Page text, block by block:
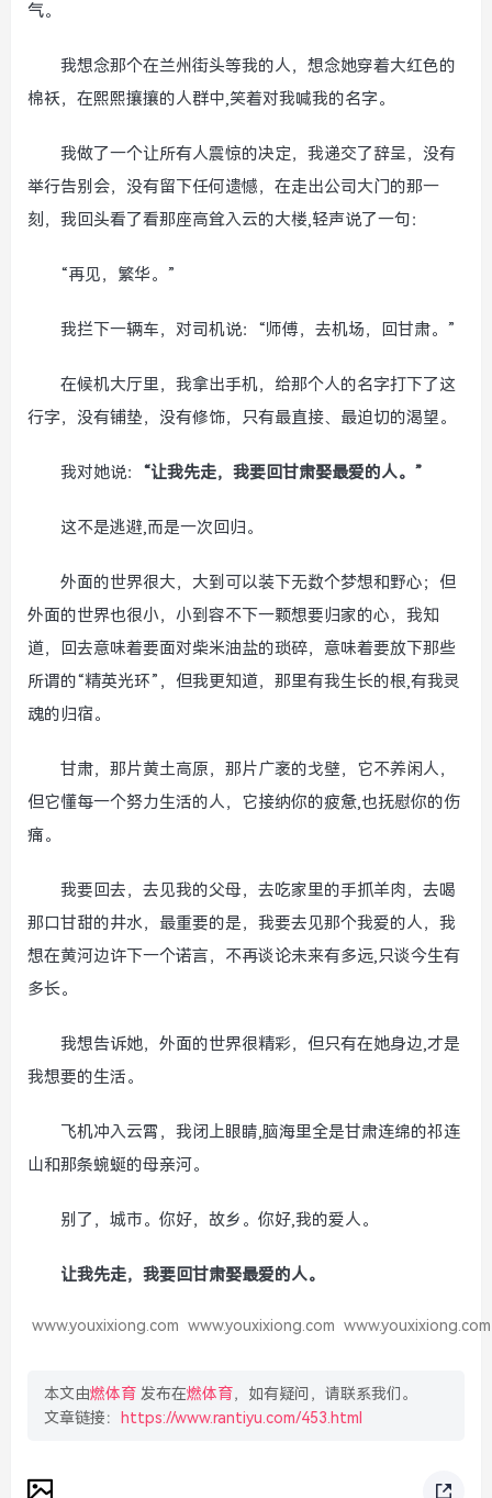
气。
我想念那个在兰州街头等我的人，想念她穿着大红色的
棉袄，在熙熙攘攘的人群中,笑着对我喊我的名字。
我做了一个让所有人震惊的决定，我递交了辞呈，没有
举行告别会，没有留下任何遗憾，在走出公司大门的那一
刻，我回头看了看那座高耸入云的大楼,轻声说了一句：
“再见，繁华。”
我拦下一辆车，对司机说：“师傅，去机场，回甘肃。”
在候机大厅里，我拿出手机，给那个人的名字打下了这
行字，没有铺垫，没有修饰，只有最直接、最迫切的渴望。
我对她说： “让我先走，我要回甘肃娶最爱的人。”
这不是逃避,而是一次回归。
外面的世界很大，大到可以装下无数个梦想和野心；但
外面的世界也很小，小到容不下一颗想要归家的心，我知
道，回去意味着要面对柴米油盐的琐碎，意味着要放下那些
所谓的“精英光环”，但我更知道，那里有我生长的根,有我灵
魂的归宿。
甘肃，那片黄土高原，那片广袤的戈壁，它不养闲人，
但它懂每一个努力生活的人，它接纳你的疲惫,也抚慰你的伤
痛。
我要回去，去见我的父母，去吃家里的手抓羊肉，去喝
那口甘甜的井水，最重要的是，我要去见那个我爱的人，我
想在黄河边许下一个诺言，不再谈论未来有多远,只谈今生有
多长。
我想告诉她，外面的世界很精彩，但只有在她身边,才是
我想要的生活。
飞机冲入云霄，我闭上眼睛,脑海里全是甘肃连绵的祁连
山和那条蜿蜒的母亲河。
别了，城市。你好，故乡。你好,我的爱人。
让我先走，我要回甘肃娶最爱的人。
www.youxixiong.com www.youxixiong.com www.youxixiong.com
本文由燃体育 发布在燃体育，如有疑问，请联系我们。
文章链接：
https://www.rantiyu.com/453.html